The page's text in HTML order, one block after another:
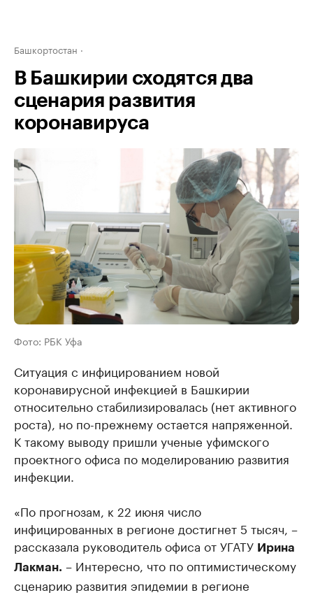
Башкортостан
В Башкирии сходятся два
сценария развития
коронавируса
Фото: РБК Уфа
Ситуация с инфицированием новой
коронавирусной инфекцией в Башкирии
относительно стабилизировалась (нет активного
роста), но по-прежнему остается напряженной.
К такому выводу пришли ученые уфимского
проектного офиса по моделированию развития
инфекции.
«По прогнозам, к 22 июня число
инфицированных в регионе достигнет 5 тысяч, –
рассказала руководитель офиса от УГАТУ Ирина
Лакман. – Интересно, что по оптимистическому
сценарию развития эпидемии в регионе